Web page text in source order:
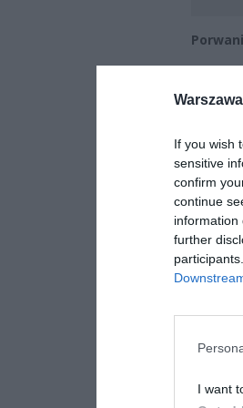
If you wish
sensitive
confirm
continue
information
further
I want
4
4